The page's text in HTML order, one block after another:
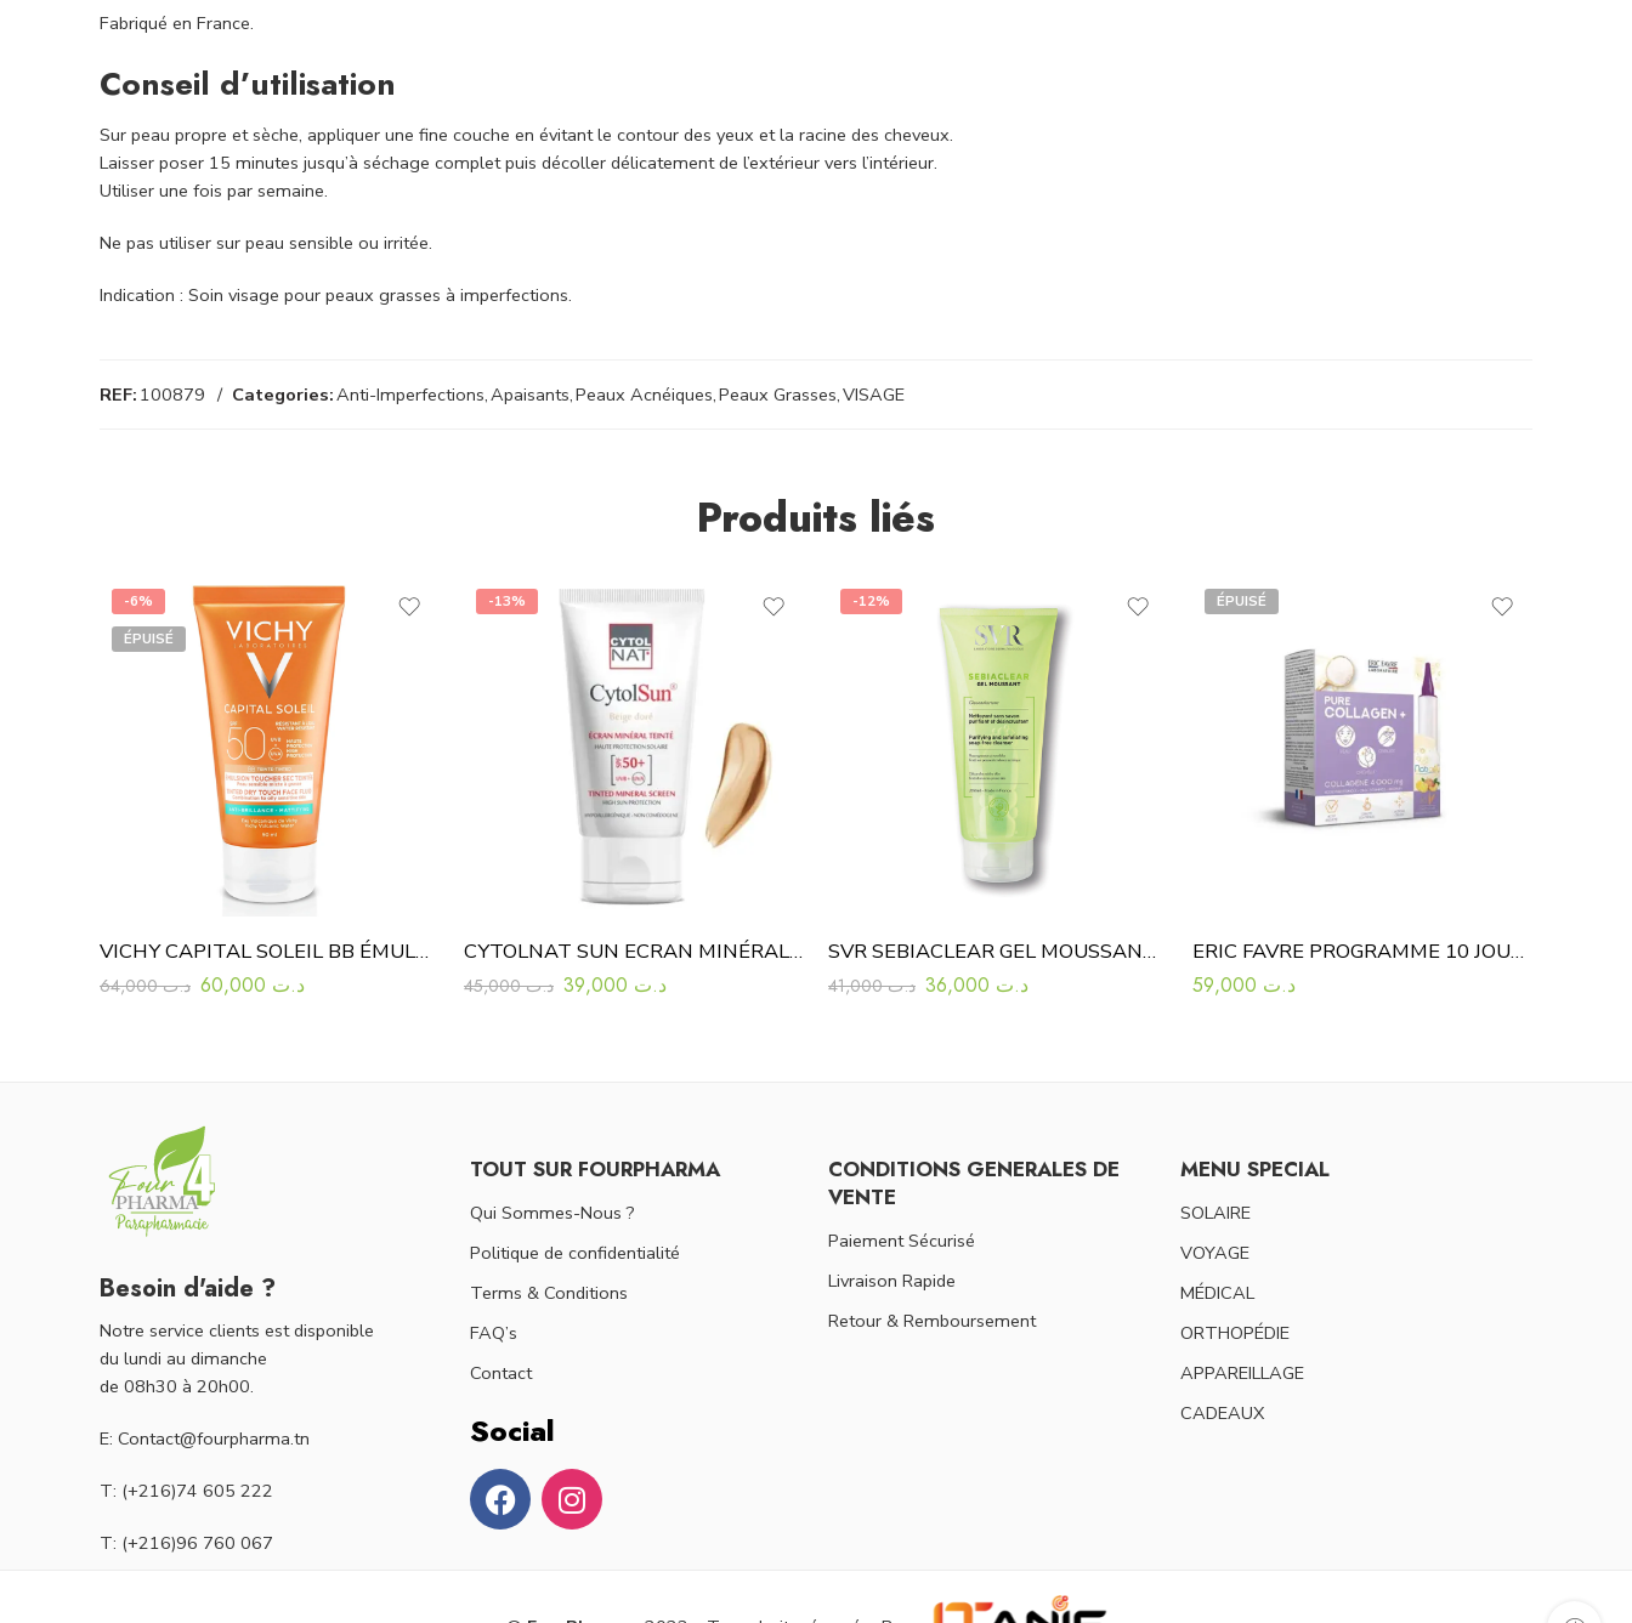
Fabriqué en France.
Conseil d’utilisation
Sur peau propre et sèche, appliquer une fine couche en évitant le contour des yeux et la racine des cheveux.
Laisser poser 15 minutes jusqu’à séchage complet puis décoller délicatement de l’extérieur vers l’intérieur.
Utiliser une fois par semaine.
Ne pas utiliser sur peau sensible ou irritée.
Indication : Soin visage pour peaux grasses à imperfections.
REF: 100879 Categories:Anti-Imperfections,Apaisants,Peaux Acnéiques,Peaux Grasses,VISAGE
Produits liés
-6%
ÉPUISÉ
VICHY CAPITAL SOLEIL BB ÉMULSION TOUCHER SEC TEINTÉE SPF50 50 ML
د.ت64,000 د.ت
-13%
CYTOLNAT SUN ECRAN MINÉRAL TEINTÉ BEIGE DORE SPF50+ 50ML
د.ت45,000 د.ت
-12%
SVR SEBIACLEAR GEL MOUSSANT 200ML
د.ت41,000 د.ت
ÉPUISÉ
ERIC FAVRE PROGRAMME 10 JOURS PURE COLLAGEN+10*15ML
د.ت
Besoin d'aide ?
Notre service clients est disponible
du lundi au dimanche
de 08h30 à 20h00.
E: Contact@fourpharma.tn
T: (+216)74 605 222
T: (+216)96 760 067
TOUT SUR FOURPHARMA
Qui Sommes-Nous ?
Politique de confidentialité
Terms & Conditions
FAQ’s
Contact
Social
CONDITIONS GENERALES DE
VENTE
Paiement Sécurisé
Livraison Rapide
Retour & Remboursement
MENU SPECIAL
SOLAIRE
VOYAGE
MÉDICAL
ORTHOPÉDIE
APPAREILLAGE
CADEAUX